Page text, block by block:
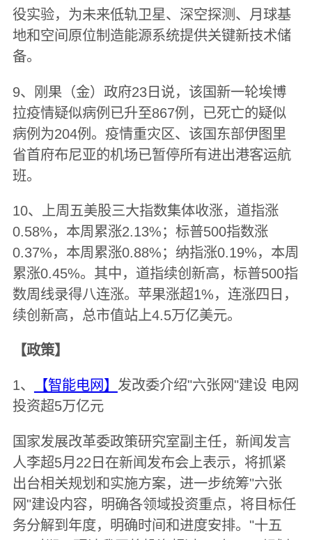
役实验，为未来低轨卫星、深空探测、月球基
地和空间原位制造能源系统提供关键新技术储
备。
9、刚果（金）政府23日说，该国新一轮埃博
拉疫情疑似病例已升至867例，已死亡的疑似
病例为204例。疫情重灾区、该国东部伊图里
省首府布尼亚的机场已暂停所有进出港客运航
班。
10、上周五美股三大指数集体收涨，道指涨
0.58%，本周累涨2.13%；标普500指数涨
0.37%，本周累涨0.88%；纳指涨0.19%，本周
累涨0.45%。其中，道指续创新高，标普500指
数周线录得八连涨。苹果涨超1%，连涨四日，
续创新高，总市值站上4.5万亿美元。
【政策】
1、 【智能电网】 发改委介绍"六张网"建设 电网
投资超5万亿元
国家发展改革委政策研究室副主任，新闻发言
人李超5月22日在新闻发布会上表示，将抓紧
出台相关规划和实施方案，进一步统筹"六张
网"建设内容，明确各领域投资重点，将目标任
务分解到年度，明确时间和进度安排。"十五